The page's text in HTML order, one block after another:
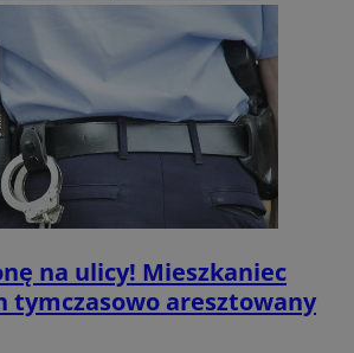
na ulicy! Mieszkaniec
tymczasowo aresztowany